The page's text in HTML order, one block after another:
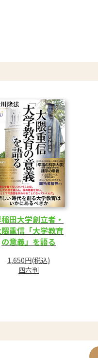
田大学創立者・
重信「大学教育
の意義」を語る
1,650円(税込)
四六判